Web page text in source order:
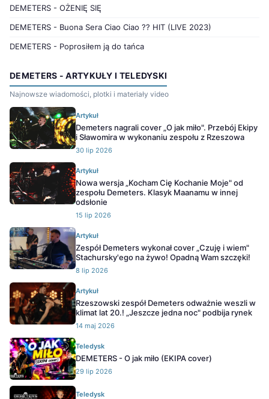
DEMETERS - OŻENIĘ SIĘ
DEMETERS - Buona Sera Ciao Ciao ?? HIT (LIVE 2023)
DEMETERS - Poprosiłem ją do tańca
DEMETERS - ARTYKUŁY I TELEDYSKI
Najnowsze wiadomości, plotki i materiały video
Artykuł
Demeters nagrali cover „O jak miło". Przebój Ekipy
i Sławomira w wykonaniu zespołu z Rzeszowa
30 lip 2026
Artykuł
Nowa wersja „Kocham Cię Kochanie Moje" od
zespołu Demeters. Klasyk Maanamu w innej
odsłonie
15 lip 2026
Artykuł
Zespół Demeters wykonał cover „Czuję i wiem"
Stachursky'ego na żywo! Opadną Wam szczęki!
8 lip 2026
Artykuł
Rzeszowski zespół Demeters odważnie weszli w
klimat lat 20.! „Jeszcze jedna noc" podbija rynek
14 maj 2026
Teledysk
DEMETERS - O jak miło (EKIPA cover)
29 lip 2026
Teledysk